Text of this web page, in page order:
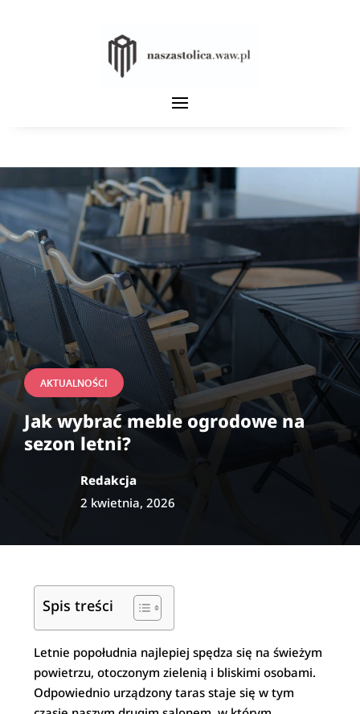
AKTUALNOŚCI
Jak wybrać meble ogrodowe na
sezon letni?
Redakcja
2 kwietnia, 2026
Spis treści
Letnie popołudnia najlepiej spędza się na świeżym
powietrzu, otoczonym zielenią i bliskimi osobami.
Odpowiednio urządzony taras staje się w tym